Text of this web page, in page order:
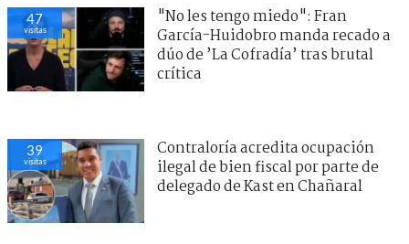
47
visitas
"No les tengo miedo": Fran
García-Huidobro manda recado a
dúo de ’La Cofradía’ tras brutal
crítica
39
visitas
Contraloría acredita ocupación
ilegal de bien fiscal por parte de
delegado de Kast en Chañaral